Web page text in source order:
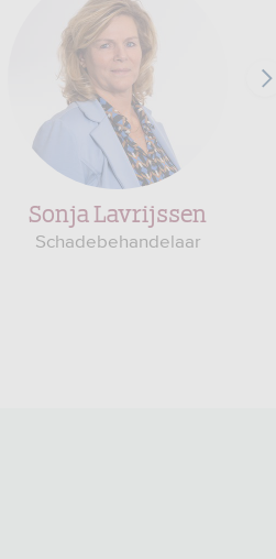
Sonja Lavrijssen
Schadebehandelaar